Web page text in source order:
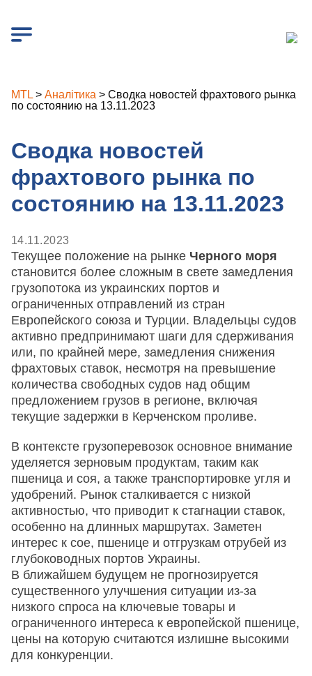
MTL > Аналітика > Сводка новостей фрахтового рынка
по состоянию на 13.11.2023
Сводка новостей
фрахтового рынка по
состоянию на 13.11.2023
14.11.2023
Текущее положение на рынке Черного моря
становится более сложным в свете замедления
грузопотока из украинских портов и
ограниченных отправлений из стран
Европейского союза и Турции. Владельцы судов
активно предпринимают шаги для сдерживания
или, по крайней мере, замедления снижения
фрахтовых ставок, несмотря на превышение
количества свободных судов над общим
предложением грузов в регионе, включая
текущие задержки в Керченском проливе.
В контексте грузоперевозок основное внимание
уделяется зерновым продуктам, таким как
пшеница и соя, а также транспортировке угля и
удобрений. Рынок сталкивается с низкой
активностью, что приводит к стагнации ставок,
особенно на длинных маршрутах. Заметен
интерес к сое, пшенице и отгрузкам отрубей из
глубоководных портов Украины.
В ближайшем будущем не прогнозируется
существенного улучшения ситуации из-за
низкого спроса на ключевые товары и
ограниченного интереса к европейской пшенице,
цены на которую считаются излишне высокими
для конкуренции.